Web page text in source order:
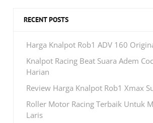
RECENT POSTS
Harga Knalpot Rob1 ADV 160
Knalpot Racing Beat Suara Adem
Harian
Review Harga Knalpot Rob1 Xmax
Roller Motor Racing Terbaik Untuk
Laris